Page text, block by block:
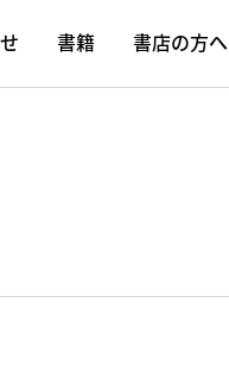
書籍 書店の方へ